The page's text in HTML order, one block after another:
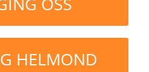
HELMOND